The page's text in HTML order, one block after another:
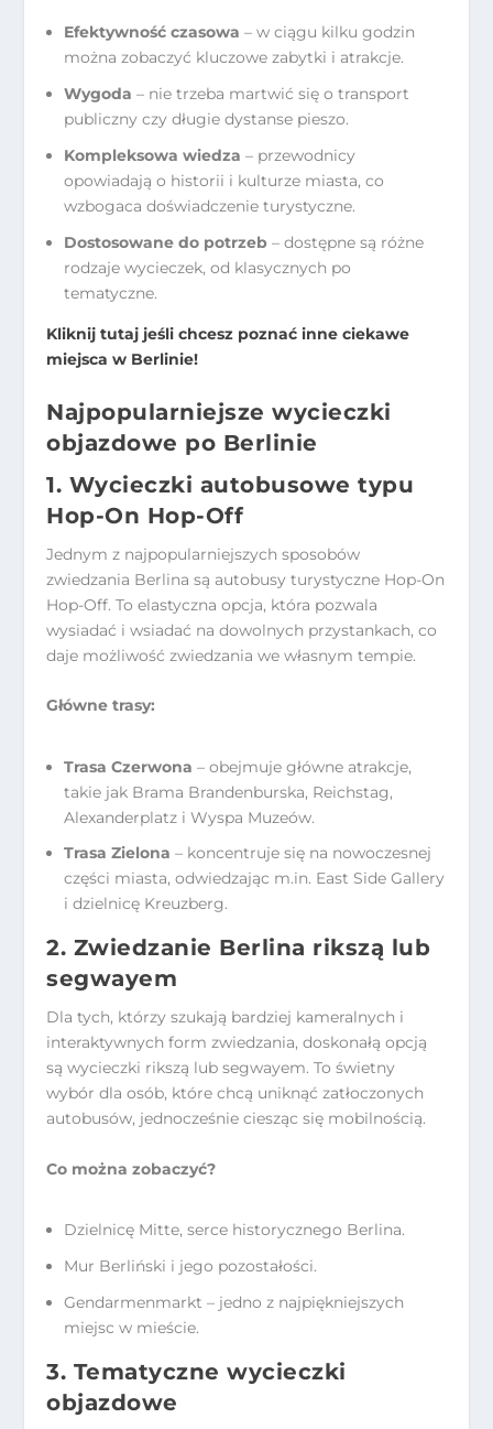
Efektywność czasowa – w ciągu kilku godzin
można zobaczyć kluczowe zabytki i atrakcje.
Wygoda – nie trzeba martwić się o transport
publiczny czy długie dystanse pieszo.
Kompleksowa wiedza – przewodnicy
opowiadają o historii i kulturze miasta, co
wzbogaca doświadczenie turystyczne.
Dostosowane do potrzeb – dostępne są różne
rodzaje wycieczek, od klasycznych po
tematyczne.
Kliknij tutaj jeśli chcesz poznać inne ciekawe
miejsca w Berlinie!
Najpopularniejsze wycieczki
objazdowe po Berlinie
1. Wycieczki autobusowe typu
Hop-On Hop-Off
Jednym z najpopularniejszych sposobów
zwiedzania Berlina są autobusy turystyczne Hop-On
Hop-Off. To elastyczna opcja, która pozwala
wysiadać i wsiadać na dowolnych przystankach, co
daje możliwość zwiedzania we własnym tempie.
Główne trasy:
Trasa Czerwona – obejmuje główne atrakcje,
takie jak Brama Brandenburska, Reichstag,
Alexanderplatz i Wyspa Muzeów.
Trasa Zielona – koncentruje się na nowoczesnej
części miasta, odwiedzając m.in. East Side Gallery
i dzielnicę Kreuzberg.
2. Zwiedzanie Berlina rikszą lub
segwayem
Dla tych, którzy szukają bardziej kameralnych i
interaktywnych form zwiedzania, doskonałą opcją
są wycieczki rikszą lub segwayem. To świetny
wybór dla osób, które chcą uniknąć zatłoczonych
autobusów, jednocześnie ciesząc się mobilnością.
Co można zobaczyć?
Dzielnicę Mitte, serce historycznego Berlina.
Mur Berliński i jego pozostałości.
Gendarmenmarkt – jedno z najpiękniejszych
miejsc w mieście.
3. Tematyczne wycieczki
objazdowe